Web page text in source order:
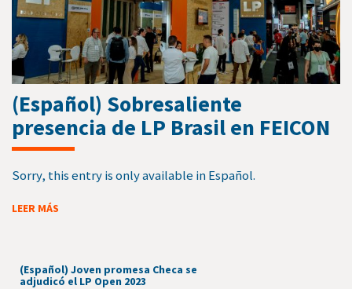
(Español) Sobresaliente
presencia de LP Brasil en FEICON
Sorry, this entry is only available in Español.
LEER MÁS
(Español) Joven promesa Checa se
adjudicó el LP Open 2023